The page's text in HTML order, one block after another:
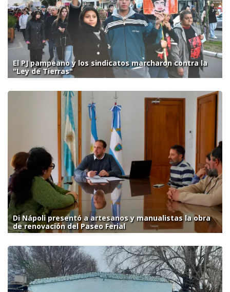
El PJ pampeano y los sindicatos marcharon contra la
"Ley de Tierras"
Di Nápoli presentó a artesanos y manualistas la obra
de renovación del Paseo Ferial